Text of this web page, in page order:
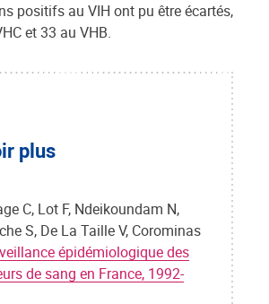
positifs au VIH ont pu être écartés,
et 33 au VHB.
plus
C, Lot F, Ndeikoundam N,
S, De La Taille V, Corominas
épidémiologique des
de sang en France, 1992-